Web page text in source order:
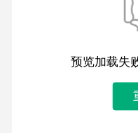
预览加载失